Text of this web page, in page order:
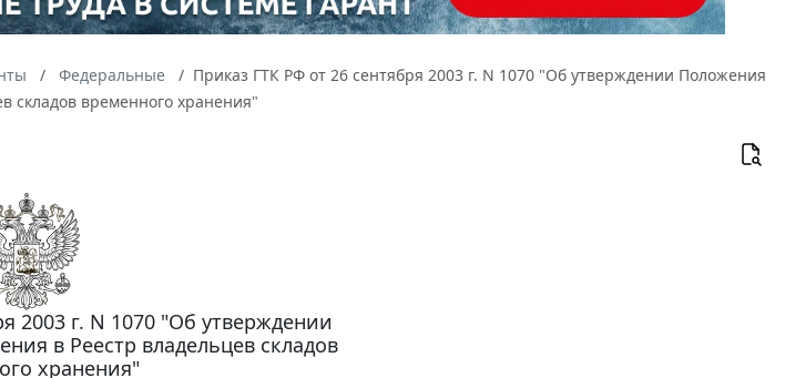
Федеральные
Приказ ГТК РФ от 26 сентября 2003 г. N 1070 "Об утверждении Положения
складов временного хранения"
2003 г. N 1070 "Об утверждении
в Реестр владельцев складов
хранения"